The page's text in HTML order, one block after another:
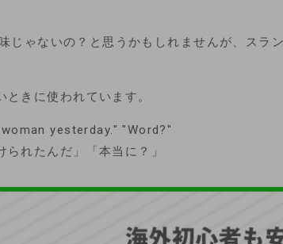
じゃないの？と思うかもしれませんが、スラ
きに使われています。
yesterday." "Word?"
られたんだ」「本当に？」